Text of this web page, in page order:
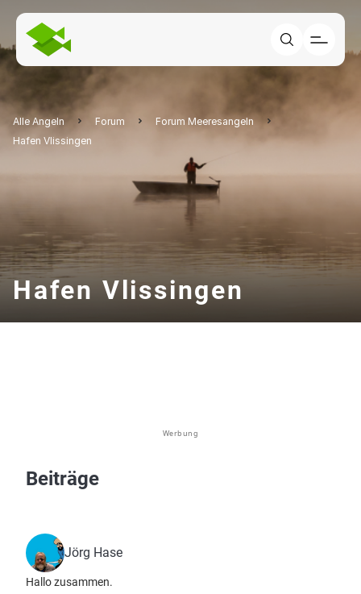
Alle Angeln Forum
Forum Meeresangeln
Hafen Vlissingen
Hafen Vlissingen
Werbung
Beiträge
Jörg Hase
Hallo zusammen.